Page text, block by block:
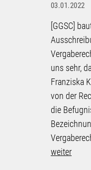
03.01.2022
[GGSC]
uns sehr,
Franziska
von der
die
weiter